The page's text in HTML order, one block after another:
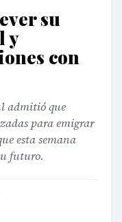
su
y
con
admitió que
para emigrar
esta semana
futuro.